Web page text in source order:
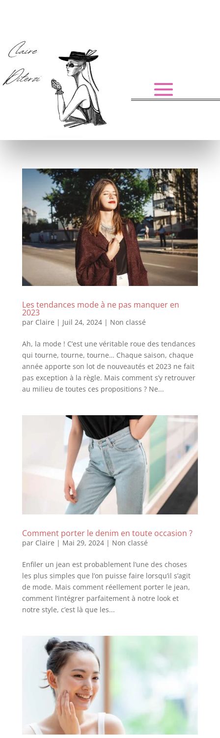
Les tendances mode à ne pas manquer en
2023
par Claire | Juil 24, 2024| Non classé
Ah, la mode ! C’est une véritable roue des tendances
qui tourne, tourne, tourne… Chaque saison, chaque
année apporte son lot de nouveautés et 2023 ne fait
pas exception à la règle. Mais comment s’y retrouver
au milieu de toutes ces propositions ? Ne...
Comment porter le denim en toute occasion ?
par Claire | Mai 29, 2024| Non classé
Enfiler un jean est probablement l’une des choses
les plus simples que l’on puisse faire lorsqu’il s’agit
de mode. Mais comment réellement porter le jean,
comment l’intégrer parfaitement à notre look et
notre style, c’est là que les...